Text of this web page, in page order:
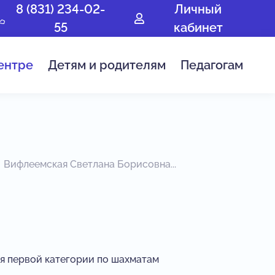
8 (831) 234-02-
55
Личный
кабинет
Детям и родителям Педагогам
Вифлеемская Светлана Борисовна...
первой категории по шахматам